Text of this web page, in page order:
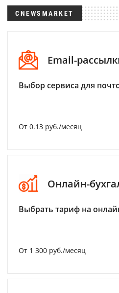
CNEWSMARKET
Email-
Выбор сервиса для
От 0.13 руб./месяц
Онлайн-
Выбрать тариф на
От 1 300 руб./месяц